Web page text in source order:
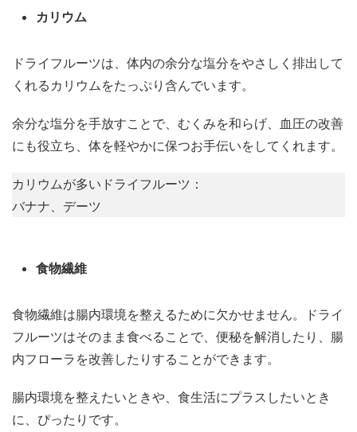
カリウム
ドライフルーツは、体内の余分な塩分をやさしく排出して
くれるカリウムをたっぷり含んでいます。
余分な塩分を手放すことで、むくみを和らげ、血圧の改善
にも役立ち、体を軽やかに保つお手伝いをしてくれます。
カリウムが多いドライフルーツ：
バナナ、デーツ
食物繊維
食物繊維は腸内環境を整えるために欠かせません。ドライ
フルーツはそのまま食べることで、便秘を解消したり、腸
内フローラを改善したりすることができます。
腸内環境を整えたいときや、食生活にプラスしたいとき
に、ぴったりです。